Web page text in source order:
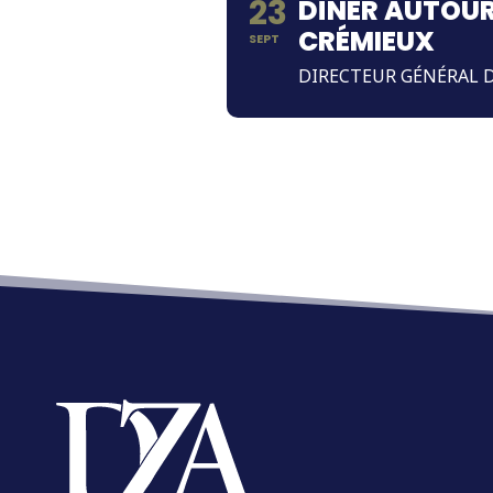
23
SEPT
DÎNER
CRÉMIEUX
DIRECTEUR GÉNÉRAL